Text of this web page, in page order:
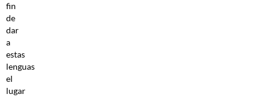
fin
de
dar
a
estas
lenguas
el
lugar